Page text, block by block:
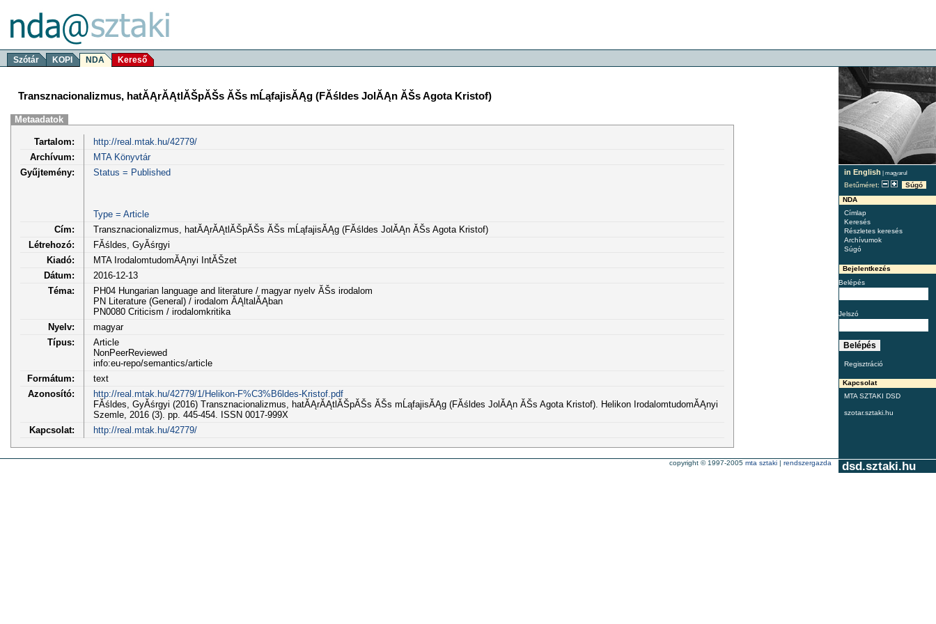
Szótár KOPI NDA Kereső
in English | magyarul
Betűméret:
Súgó
NDA
Címlap
Keresés
Részletes keresés
Archívumok
Súgó
Bejelentkezés
Belépés
Jelszó
Regisztráció
Kapcsolat
MTA SZTAKI DSD
szotar.sztaki.hu
Transznacionalizmus, hatĂĄrĂĄtlĂŠpĂŠs ĂŠs mĹąfajisĂĄg (FĂśldes JolĂĄn ĂŠs Agota Kristof)
Metaadatok
Tartalom:
http://real.mtak.hu/42779/
Archívum:
MTA Könyvtár
Gyűjtemény:
Status = Published
Type = Article
Cím:
Transznacionalizmus, hatĂĄrĂĄtlĂŠpĂŠs ĂŠs mĹąfajisĂĄg (FĂśldes JolĂĄn ĂŠs Agota Kristof)
Létrehozó:
FĂśldes, GyĂśrgyi
Kiadó:
MTA IrodalomtudomĂĄnyi IntĂŠzet
Dátum:
2016-12-13
Téma:
PH04 Hungarian language and literature / magyar nyelv ĂŠs irodalom
PN Literature (General) / irodalom ĂĄltalĂĄban
PN0080 Criticism / irodalomkritika
Nyelv:
magyar
Típus:
Article
NonPeerReviewed
info:eu-repo/semantics/article
Formátum:
text
Azonosító:
http://real.mtak.hu/42779/1/Helikon-F%C3%B6ldes-Kristof.pdf
FĂśldes, GyĂśrgyi (2016) Transznacionalizmus, hatĂĄrĂĄtlĂŠpĂŠs ĂŠs mĹąfajisĂĄg (FĂśldes JolĂĄn ĂŠs Agota Kristof). Helikon IrodalomtudomĂĄnyi
Szemle, 2016 (3). pp. 445-454. ISSN 0017-999X
Kapcsolat:
http://real.mtak.hu/42779/
dsd.sztaki.hu
copyright © 1997-2005 mta sztaki | rendszergazda